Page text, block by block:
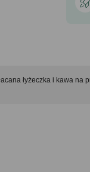
łyżeczka i kawa na